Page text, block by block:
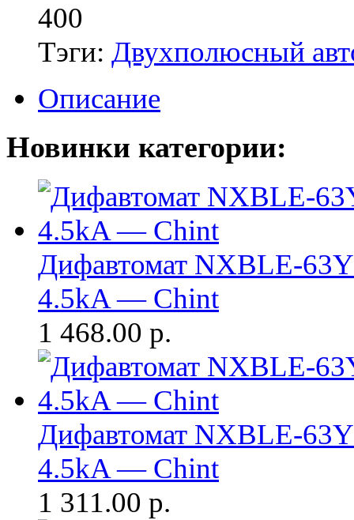
400
Тэги: Двухполюсный
Описание
Новинки категории:
Дифавтомат NXBLE-
4.5kA — Chint
1 468.00 р.
Дифавтомат NXBLE-
4.5kA — Chint
1 311.00 р.